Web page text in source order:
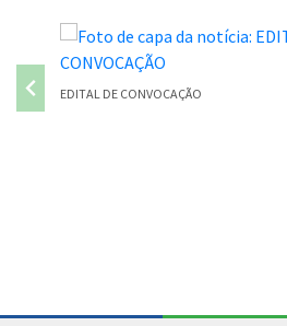
EDITAL DE CONVOCAÇÃO